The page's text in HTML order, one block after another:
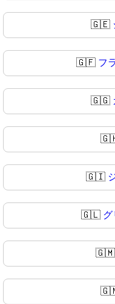
🇬🇪
🇬🇫 フ
🇬🇬
🇬🇮
🇬🇱 グ
🇬🇲